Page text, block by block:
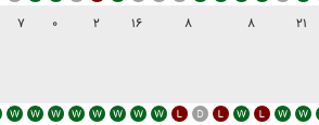
۷ ۰ ۲ ۱۶ ۸ ۸ ۲۱